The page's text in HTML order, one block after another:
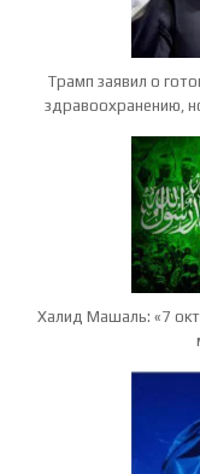
Трамп заявил о
здравоохранению,
Халид Машаль: «7